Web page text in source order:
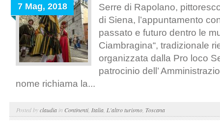
7 Mag, 2018
Serre di Rapolano,
di Siena, l’appuntamento
passato e futuro dentro le
Ciambragina“, tradizionale
organizzata dalla Pro loco
patrocinio dell’
nome richiama la...
Posted byclaudia in Continenti, Italia L'altro turismo Toscana